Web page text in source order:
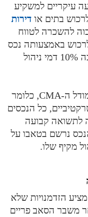
עיקריים למשקיע
בתים או דירות
להשכרה לטווח
באמצעותה נכס
משופץ ומושכר, כאשר החברה גובה 10% דמי ניהול
אפשרות נוספת היא לרכוש נכס במודל ה-CMA, כלומר
כל הנכסים
לתשואה קבועה
נרשם בטאבו על
מקיף שלו.
הזדמנויות שלא
משבר הסאב פריים